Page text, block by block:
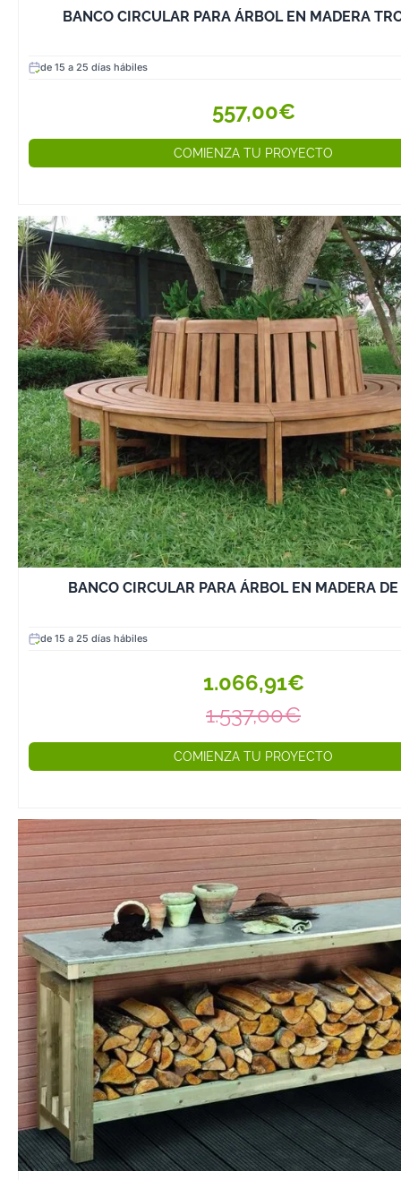
exterior que la
químicos
- Evita la
guárdalos en
prevenir el
- Revisa las
que tornillos y
en buen
desgastes o
BANCO CIRCULAR PARA ÁRBOL EN MADERA
de 15 a 25 días hábiles
557,00€
COMIENZA TU PROYECTO
BANCO CIRCULAR PARA ÁRBOL EN MADERA
de 15 a 25 días hábiles
1.066,91€
1.537,00€
COMIENZA TU PROYECTO